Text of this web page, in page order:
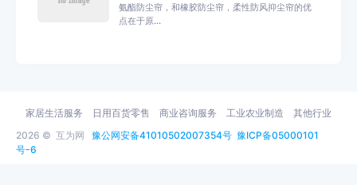
氨酯防尘帘，和橡胶防尘帘，柔性防风抑尘帘的优
点在于原...
2026 © 互为网 豫公网安备41010502007354号 豫ICP备05000101
号-6
家居生活服务 日用百货零售 商业咨询服务 工业农业制造 其他行业